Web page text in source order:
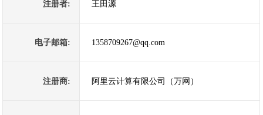
注册者: 王田源
电子邮箱: 1358709267@qq.com
注册商: 阿里云计算有限公司（万网）